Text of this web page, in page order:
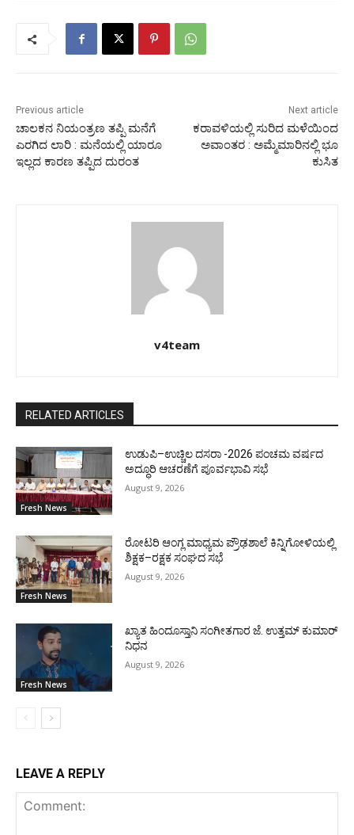
Previous article
ಚಾಲಕನ ನಿಯಂತ್ರಣ ತಪ್ಪಿ ಮನೆಗೆ
ಎರಗಿದ ಲಾರಿ : ಮನೆಯಲ್ಲಿ ಯಾರೂ
ಇಲ್ಲದ ಕಾರಣ ತಪ್ಪಿದ ದುರಂತ
Next article
ಕರಾವಳಿಯಲ್ಲಿ ಸುರಿದ ಮಳೆಯಿಂದ
ಅವಾಂತರ : ಅಮ್ಮೆಮಾರಿನಲ್ಲಿ ಭೂ
ಕುಸಿತ
v4team
RELATED ARTICLES
Fresh News
ಉಡುಪಿ–ಉಚ್ಚಿಲ ದಸರಾ -2026 ಪಂಚಮ ವರ್ಷದ
ಅದ್ಧೂರಿ ಆಚರಣೆಗೆ ಪೂರ್ವಭಾವಿ ಸಭೆ
August 9, 2026
Fresh News
ರೋಟರಿ ಆಂಗ್ಲ ಮಾಧ್ಯಮ ಪ್ರೌಢಶಾಲೆ ಕಿನ್ನಿಗೋಳಿಯಲ್ಲಿ
ಶಿಕ್ಷಕ–ರಕ್ಷಕ ಸಂಘದ ಸಭೆ
August 9, 2026
Fresh News
ಖ್ಯಾತ ಹಿಂದೂಸ್ತಾನಿ ಸಂಗೀತಗಾರ ಜೆ. ಉತ್ತಮ್ ಕುಮಾರ್
ನಿಧನ
August 9, 2026
LEAVE A REPLY